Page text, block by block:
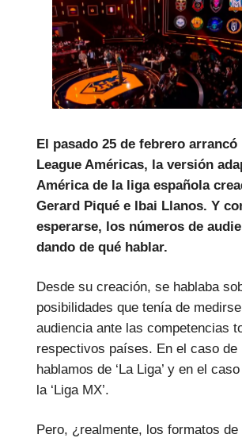
El pasado 25 de febrero
League Américas, la versión
América de la liga española
Gerard Piqué e Ibai Llanos. Y
esperarse, los números de
dando de qué hablar.
Desde su creación, se hablaba
posibilidades que tenía de
audiencia ante las competencias
respectivos países. En el caso de
hablamos de ‘La Liga’ y en el
la ‘Liga MX’.
Pero, ¿realmente, los formatos de